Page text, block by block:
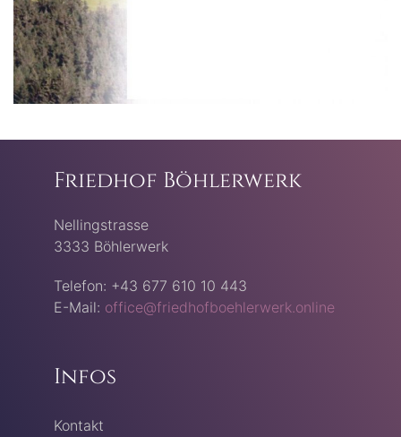
Friedhof Böhlerwerk
Nellingstrasse
3333 Böhlerwerk
Telefon: +43 677 610 10 443
E-Mail: office@friedhofboehlerwerk.online
Infos
Kontakt